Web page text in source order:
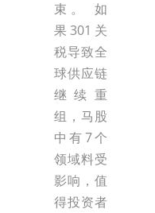
束。 如
果301关
税导致全
球供应链
继续重
组，马股
中有7个
领域料受
影响，值
得投资者